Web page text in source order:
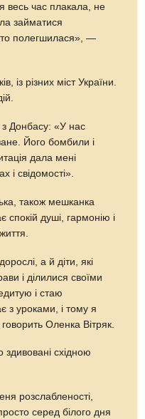
весь час плакала, не
займатися
полегшилася», —
із різних міст України.
Донбасу: «У нас
Його бомбили і
дала мені
і свідомості».
також мешканка
душі, гармонію і
а й діти, які
і ділилися своїми
і стаю
з уроками, і тому я
Оленка Вітряк.
східною
розслабленості,
серед білого дня